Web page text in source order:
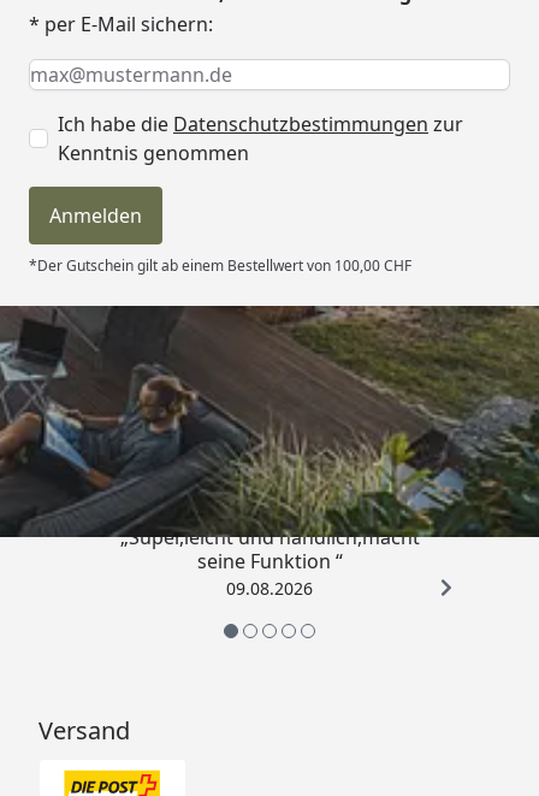
* per E-Mail sichern:
Keine Eingabe erforderlich
Eingabe erforderlich
E-Mail *
Ich habe die Datenschutzbestimmungen zur
Kenntnis genommen
Anmelden
*Der Gutschein gilt ab einem Bestellwert von 100,00 CHF
Trusted Shops
4,81/ 5
„Super,leicht und handlich,macht
seine Funktion “
09.08.2026
Versand